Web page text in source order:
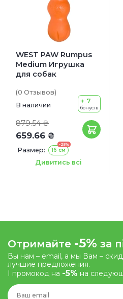
WEST PAW Rumpus
Medium Игрушка
для собак
(0 Отзывов)
В наличии
879.54 ₴
659.66 ₴
+ 7
бонусів
Размер:
-25%
16 см
Цвет:
Оранжевый
Дивитись всі
Отримайте -5% за
Вы нам – email, а мы Вам –
лучшие предложения.
І промокод на -5% на